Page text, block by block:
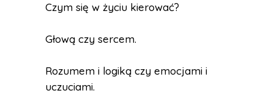
Czym się w życiu kierować?
Głową czy sercem.
Rozumem i logiką czy emocjami i
uczuciami.